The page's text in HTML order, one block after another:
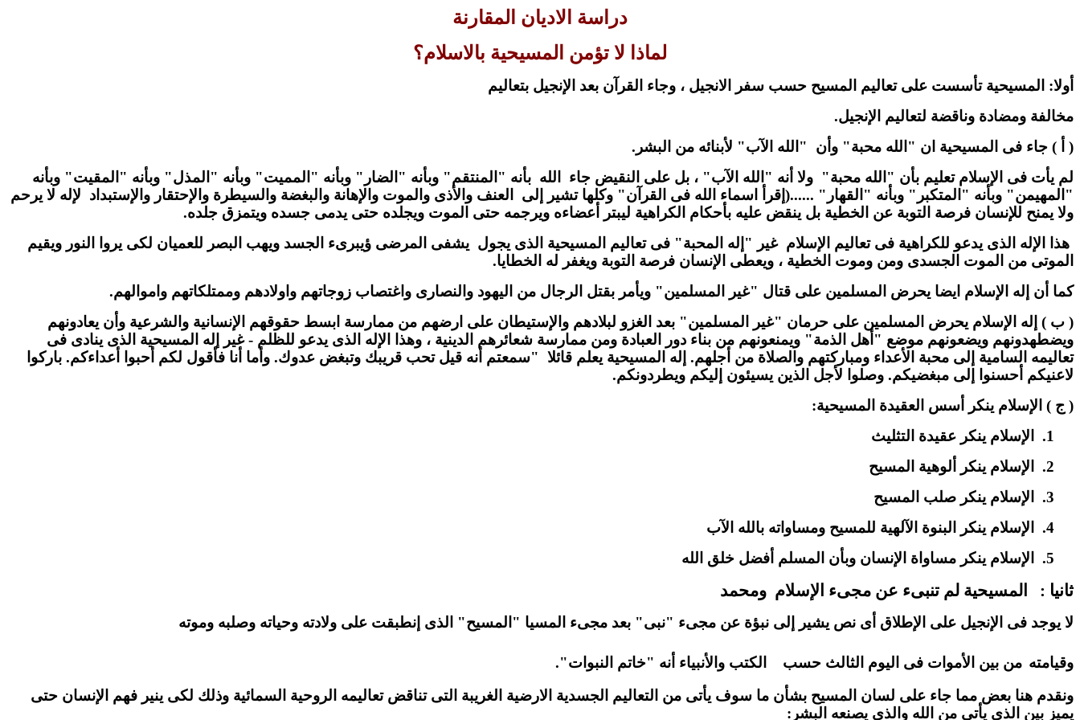
دراسة الاديان المقارنة
لماذا لا تؤمن المسيحية بالاسلام؟
أولا: المسيحية تأسست على تعاليم المسيح حسب سفر الانجيل ، وجاء القرآن بعد الإنجيل بتعاليم
مخالفة ومضادة وناقضة لتعاليم الإنجيل.
( أ ) جاء فى المسيحية ان "الله محبة" وأن
"الله الآب" لأبنائه من البشر.
لم يأت فى الإسلام تعليم بأن "الله محبة" ولا أنه "الله الآب" ، بل على النقيض جاء الله بأنه "المنتقم" وبأنه "الضار" وبأنه "المميت" وبأنه "المذل" وبأنه "المقيت" وبأنه
"المهيمن" وبأنه "المتكبر" وبأنه "القهار" ......(إقرأ اسماء الله فى القرآن" وكلها تشير إلى
العنف والأذى والموت والإهانة والبغضة والسيطرة والإحتقار والإستبداد لإله لا يرحم
ولا يمنح للإنسان فرصة التوبة عن الخطية بل ينقض عليه بأحكام الكراهية ليبتر أعضاءه ويرجمه حتى الموت ويجلده حتى يدمى جسده ويتمزق جلده.
هذا الإله الذى يدعو للكراهية فى تعاليم الإسلام غير "إله المحبة" فى تعاليم المسيحية الذى يجول يشفى المرضى ؤيبرىء الجسد ويهب البصر للعميان لكى يروا النور ويقيم
الموتى من الموت الجسدى ومن وموت الخطية ، ويعطى الإنسان فرصة التوبة ويغفر له الخطايا.
كما أن إله الإسلام ايضا يحرض المسلمين على قتال "غير المسلمين" ويأمر بقتل الرجال من اليهود والنصارى واغتصاب زوجاتهم واولادهم وممتلكاتهم واموالهم.
( ب ) إله الإسلام يحرض المسلمين على حرمان "غير المسلمين" بعد الغزو لبلادهم والإستيطان على ارضهم من ممارسة ابسط حقوقهم الإنسانية والشرعية وأن يعادونهم
ويضطهدونهم ويضعونهم موضع "أهل الذمة" ويمنعونهم من بناء دور العبادة ومن ممارسة شعائرهم الدينية ، وهذا الإله الذى يدعو للظلم - غير إله المسيحية الذى ينادى فى
تعاليمه السامية إلى محبة الأعداء ومباركتهم والصلاة من أجلهم. إله المسيحية يعلم قائلا "سمعتم أنه قيل تحب قريبك وتبغض عدوك. وأما أنا فأقول لكم أحبوا أعداءكم. باركوا
لاعنيكم أحسنوا إلى مبغضيكم. وصلوا لأجل الذين يسيئون إليكم ويطردونكم.
( ج ) الإسلام ينكر أسس العقيدة المسيحية:
1.
الإسلام ينكر عقيدة التثليث
2.
الإسلام ينكر ألوهية المسيح
3.
الإسلام ينكر صلب المسيح
4.
الإسلام ينكر البنوة الآلهية للمسيح ومساواته بالله الآب
5.
الإسلام ينكر مساواة الإنسان وبأن المسلم أفضل خلق الله
ثانيا : المسيحية لم تنبىء عن مجىء الإسلام ومحمد
لا يوجد فى الإنجيل على الإطلاق أى نص يشير إلى نبؤة عن مجىء "نبى" بعد مجىء المسيا "المسيح" الذى إنطبقت على ولادته وحياته وصلبه وموته
وقيامته من بين الأموات فى اليوم الثالث حسب
الكتب والأنبياء أنه "خاتم النبوات".
ونقدم هنا بعض مما جاء على لسان المسيح بشأن ما سوف يأتى من التعاليم الجسدية الارضية الغريبة التى تناقض تعاليمه الروحية السمائية وذلك لكى ينير فهم الإنسان حتى
يميز بين الذى يأتى من الله والذى يصنعه البشر: